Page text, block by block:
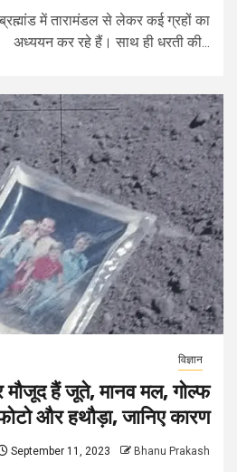
में तारामंडल से लेकर कई ग्रहों का
अध्ययन कर रहे हैं। साथ ही धरती की...
विज्ञान
मौजूद हैं जूते, मानव मल, गोल्फ
और हथौड़ा, जानिए कारण
September 11, 2023 Bhanu Prakash